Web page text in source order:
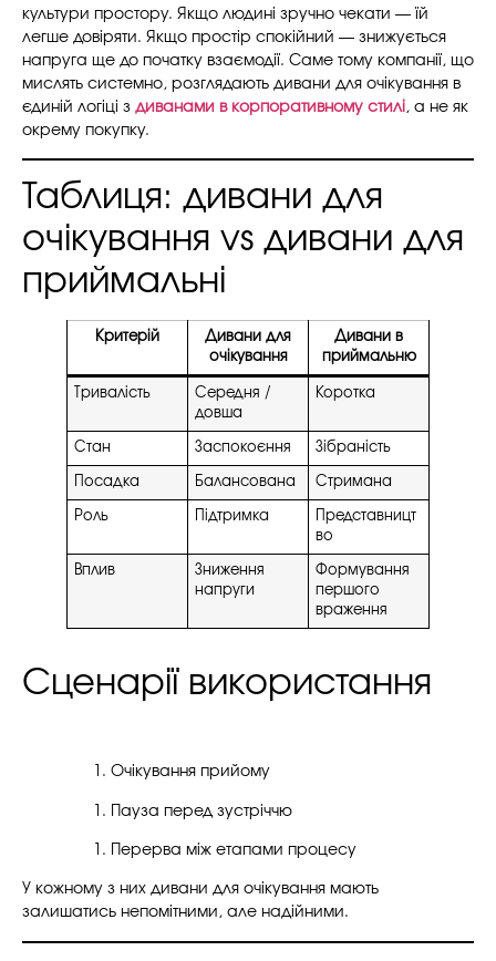
культури простору. Якщо людині зручно чекати — їй
легше довіряти. Якщо простір спокійний — знижується
напруга ще до початку взаємодії. Саме тому компанії, що
мислять системно, розглядають дивани для очікування в
єдиній логіці з диванами в корпоративному стилі, а не як
окрему покупку.
Таблиця: дивани для
очікування vs дивани для
приймальні
Критерій
Дивани для
очікування
Дивани в
приймальню
Тривалість
Середня /
довша
Коротка
Стан Заспокоєння Зібраність
Посадка Балансована Стримана
Роль Підтримка
Представницт
во
Вплив
Зниження
напруги
Формування
першого
враження
Сценарії використання
Очікування прийому
Пауза перед зустріччю
Перерва між етапами процесу
У кожному з них дивани для очікування мають
залишатись непомітними, але надійними.